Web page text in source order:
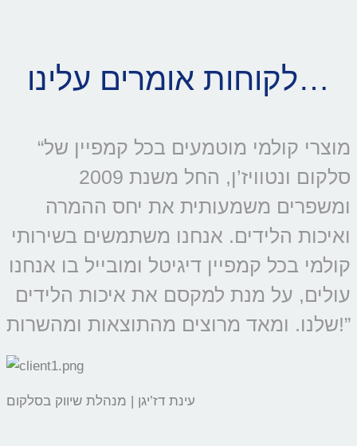
לקוחות אומרים עלינו…
“מוצרי קולמי מוטמעים בכל קמפיין של
סלקום ונטוויז’ן, החל משנת 2009
ומשפרים משמעותית את יחס ההמרה
ואיכות הלידים. אנחנו משתמשים בשירותי
קולמי בכל קמפיין דיגיטל ומובייל בו אנחנו
עולים, על מנת למקסם את איכות הלידים
שלנו. ומאד מרוצים מהתוצאות ומהשרות!”
עינת דז’יגן | מנהלת שיווק בסלקום